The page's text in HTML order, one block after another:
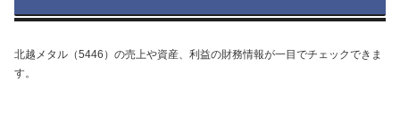
北越メタル（5446）の売上や資産、利益の財務情報が一目でチェックできま
す。